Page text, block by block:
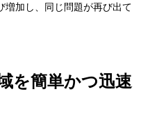
増加し、同じ問題が再び出て
を簡単かつ迅速